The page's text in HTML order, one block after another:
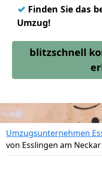
✓ Finden Sie das
Umzug!
blitzschnell
Umzugsunternehmen
von Esslingen am